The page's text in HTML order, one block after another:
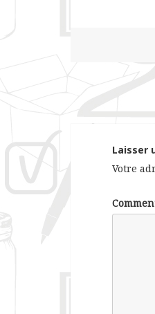
Laisser
Votre